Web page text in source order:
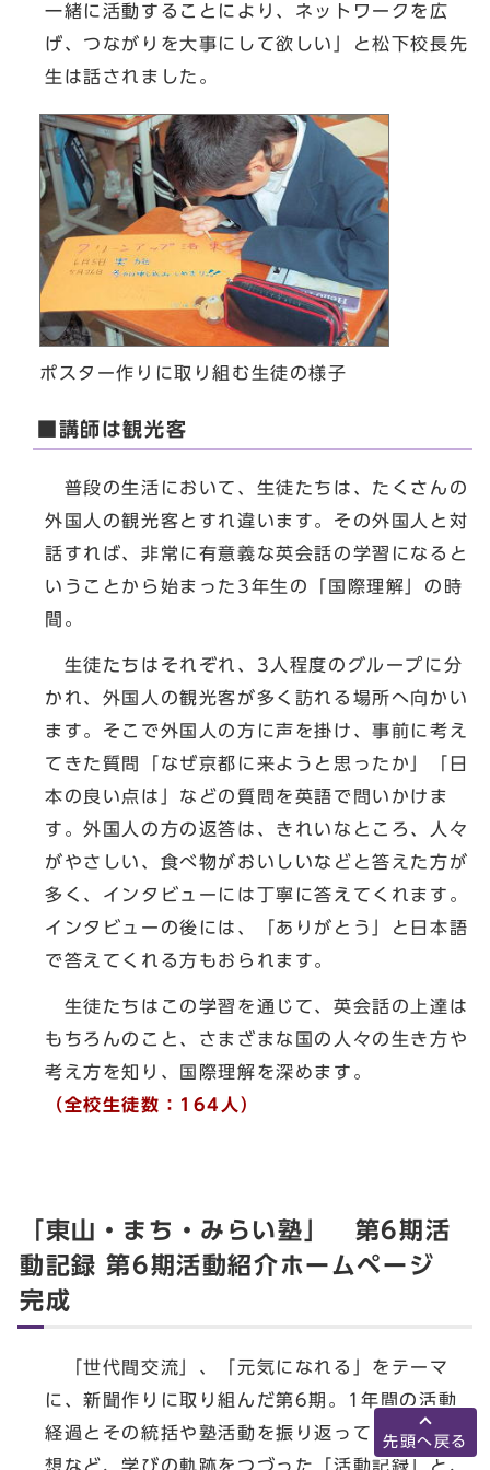
一緒に活動することにより、ネットワークを広
げ、つながりを大事にして欲しい」と松下校長先
生は話されました。
ポスター作りに取り組む生徒の様子
■講師は観光客
普段の生活において、生徒たちは、たくさんの
外国人の観光客とすれ違います。その外国人と対
話すれば、非常に有意義な英会話の学習になると
いうことから始まった3年生の「国際理解」の時
間。
生徒たちはそれぞれ、3人程度のグループに分
かれ、外国人の観光客が多く訪れる場所へ向かい
ます。そこで外国人の方に声を掛け、事前に考え
てきた質問「なぜ京都に来ようと思ったか」「日
本の良い点は」などの質問を英語で問いかけま
す。外国人の方の返答は、きれいなところ、人々
がやさしい、食べ物がおいしいなどと答えた方が
多く、インタビューには丁寧に答えてくれます。
インタビューの後には、「ありがとう」と日本語
で答えてくれる方もおられます。
生徒たちはこの学習を通じて、英会話の上達は
もちろんのこと、さまざまな国の人々の生き方や
考え方を知り、国際理解を深めます。
（全校生徒数：164人）
「東山・まち・みらい塾」 第6期活
動記録 第6期活動紹介ホームページ
完成
「世代間交流」、「元気になれる」をテーマ
に、新聞作りに取り組んだ第6期。1年間の活動
経過とその統括や塾活動を振り返っての塾生の感
想など、学びの軌跡をつづった「活動記録」と、
先頭へ戻る